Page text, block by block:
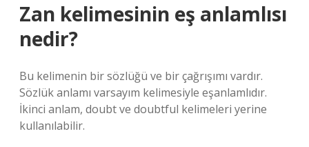
Zan kelimesinin eş anlamlısı
nedir?
Bu kelimenin bir sözlüğü ve bir çağrışımı vardır.
Sözlük anlamı varsayım kelimesiyle eşanlamlıdır.
İkinci anlam, doubt ve doubtful kelimeleri yerine
kullanılabilir.